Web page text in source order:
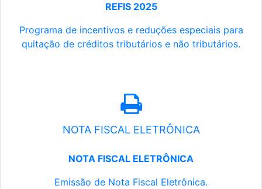
REFIS 2025
Programa de incentivos e reduções especiais para
quitação de créditos tributários e não tributários.
NOTA FISCAL ELETRÔNICA
NOTA FISCAL ELETRÔNICA
Emissão de Nota Fiscal Eletrônica.